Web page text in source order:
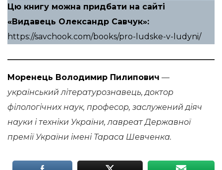
Цю книгу можна придбати на сайті
«Видавець Олександр Савчук»:
https://savchook.com/books/pro-ludske-v-ludyni/
Моренець Володимир Пилипович —
український літературознавець, доктор
філологічних наук, професор, заслужений діяч
науки і техніки України, лавреат Державної
премії України імені Тараса Шевченка.